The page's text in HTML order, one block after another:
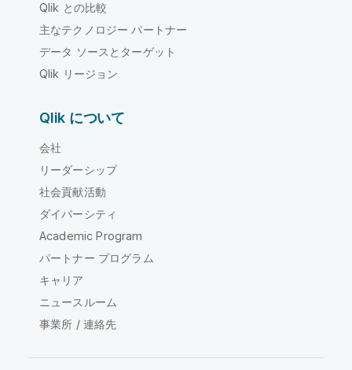
Qlik との比較
主なテクノロジー パートナー
データ ソースとターゲット
Qlik リージョン
Qlik について
会社
リーダーシップ
社会貢献活動
ダイバーシティ
Academic Program
パートナー プログラム
キャリア
ニュースルーム
事業所 / 連絡先